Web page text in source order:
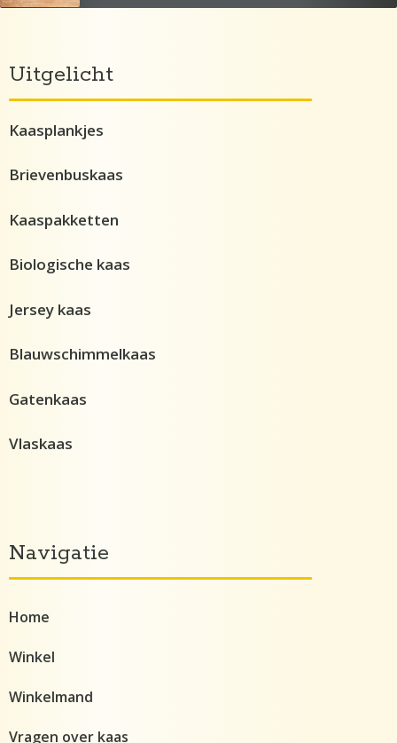
Navigatie
Home
Winkel
Winkelmand
Vragen over kaas
Uitgelicht
Kaasplankjes
Brievenbuskaas
Kaaspakketten
Biologische kaas
Jersey kaas
Blauwschimmelkaas
Gatenkaas
Vlaskaas